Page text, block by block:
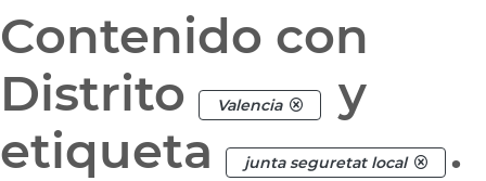
Contenido con
Distrito
Valencia
y
etiqueta
junta seguretat local .